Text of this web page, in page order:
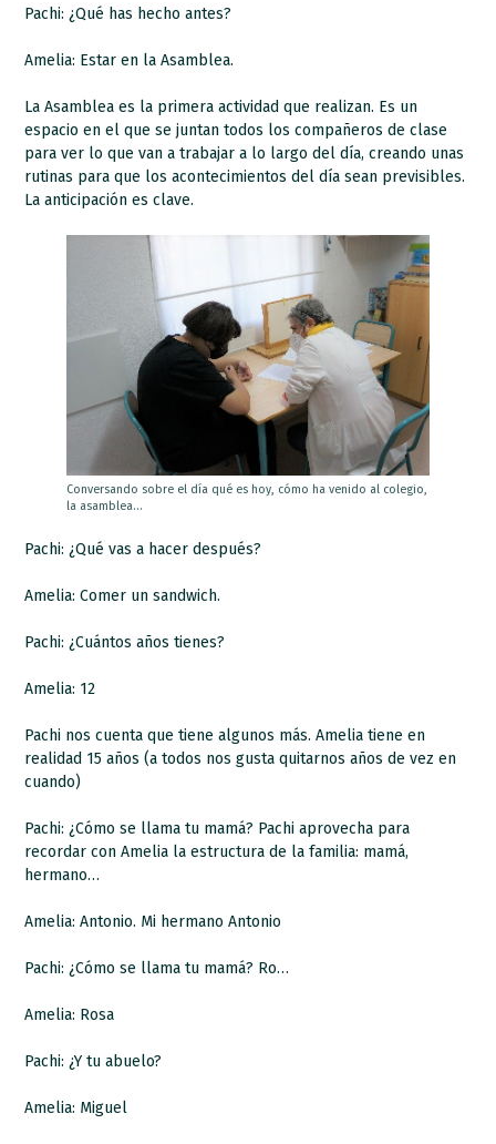
Pachi: ¿Qué has hecho antes?
Amelia: Estar en la Asamblea.
La Asamblea es la primera actividad que realizan. Es un
espacio en el que se juntan todos los compañeros de clase
para ver lo que van a trabajar a lo largo del día, creando unas
rutinas para que los acontecimientos del día sean previsibles.
La anticipación es clave.
Conversando sobre el día qué es hoy, cómo ha venido al colegio,
la asamblea…
Pachi: ¿Qué vas a hacer después?
Amelia: Comer un sandwich.
Pachi: ¿Cuántos años tienes?
Amelia: 12
Pachi nos cuenta que tiene algunos más. Amelia tiene en
realidad 15 años (a todos nos gusta quitarnos años de vez en
cuando)
Pachi: ¿Cómo se llama tu mamá? Pachi aprovecha para
recordar con Amelia la estructura de la familia: mamá,
hermano…
Amelia: Antonio. Mi hermano Antonio
Pachi: ¿Cómo se llama tu mamá? Ro…
Amelia: Rosa
Pachi: ¿Y tu abuelo?
Amelia: Miguel